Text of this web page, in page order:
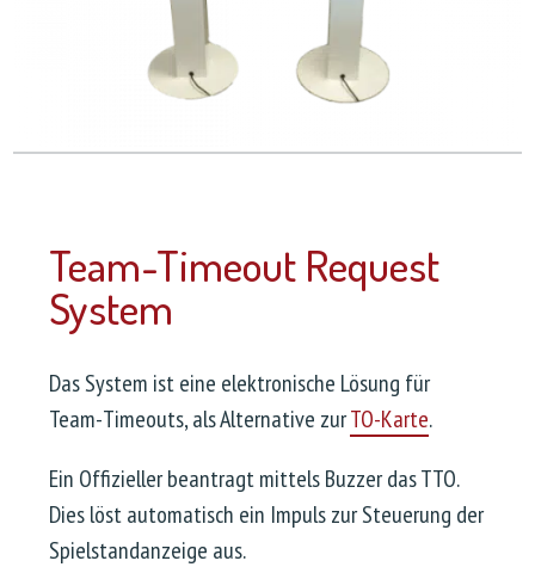
Team-Timeout Request
System
Das System ist eine elektronische Lösung für
Team-Timeouts, als Alternative zurTO-Karte.
Ein Offizieller beantragt mittels Buzzer das TTO.
Dies löst automatisch ein Impuls zur Steuerung der
Spielstandanzeige aus.